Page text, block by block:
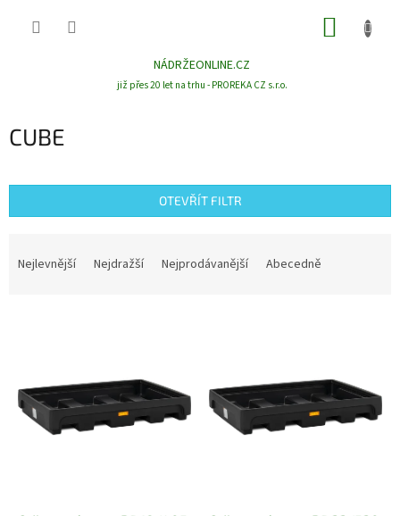
NÁDRŽEONLINE.CZ
již přes 20 let na trhu - PROREKA CZ s.r.o.
CUBE
OTEVŘÍT FILTR
Nejlevnější Nejdražší Nejprodávanější Abecedně